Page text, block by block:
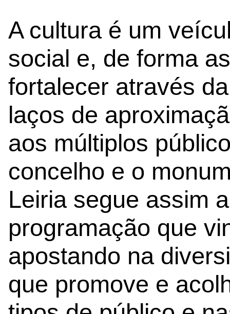
A cultura é um
social e, de forma
fortalecer através
laços de
aos múltiplos
concelho e o
Leiria segue assim
programação que
apostando na
que promove e